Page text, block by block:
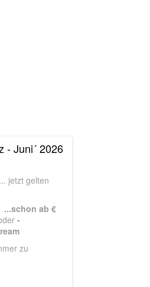
- Juni´ 2026
jetzt gelten
...schon ab €
-
zu